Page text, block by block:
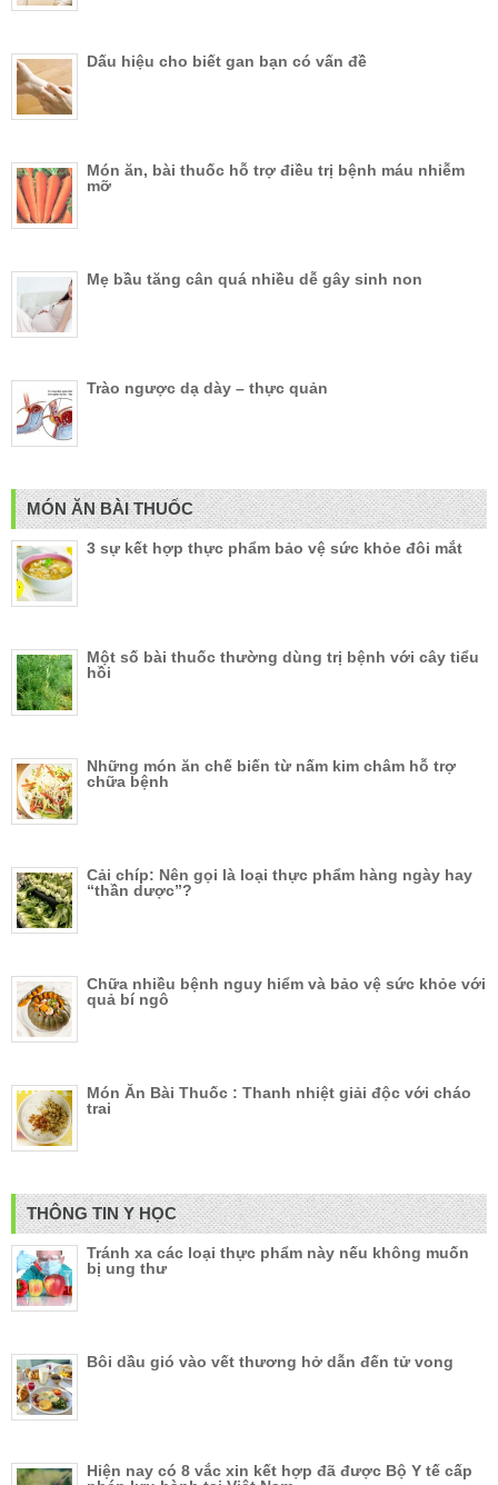
Dấu hiệu cho biết gan bạn có vấn đề
Món ăn, bài thuốc hỗ trợ điều trị bệnh máu nhiễm
mỡ
Mẹ bầu tăng cân quá nhiều dễ gây sinh non
Trào ngược dạ dày – thực quản
MÓN ĂN BÀI THUỐC
3 sự kết hợp thực phẩm bảo vệ sức khỏe đôi mắt
Một số bài thuốc thường dùng trị bệnh với cây tiểu
hồi
Những món ăn chế biến từ nấm kim châm hỗ trợ
chữa bệnh
Cải chíp: Nên gọi là loại thực phẩm hàng ngày hay
“thần dược”?
Chữa nhiều bệnh nguy hiểm và bảo vệ sức khỏe với
quả bí ngô
Món Ăn Bài Thuốc : Thanh nhiệt giải độc với cháo
trai
THÔNG TIN Y HỌC
Tránh xa các loại thực phẩm này nếu không muốn
bị ung thư
Bôi dầu gió vào vết thương hở dẫn đến tử vong
Hiện nay có 8 vắc xin kết hợp đã được Bộ Y tế cấp